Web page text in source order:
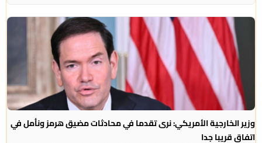
وزير الخارجية الأمريكي: نرى تقدما في محادثات مضيق هرمز ونأمل في
اتفاق قريبا جدا